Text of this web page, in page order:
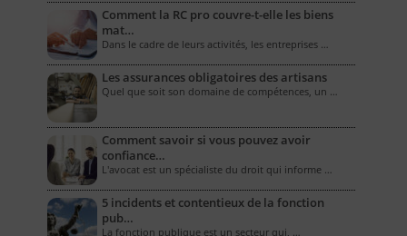
Comment la RC pro couvre-t-elle les biens
mat…
Dans le cadre de leurs activités, les entreprises …
Les assurances obligatoires des artisans
Quel que soit son domaine de compétences, un …
Comment savoir si vous pouvez avoir
confiance…
L'avocat est un spécialiste du droit qui informe …
5 incidents et contentieux de la fonction
pub…
La fonction publique est un secteur qui, …